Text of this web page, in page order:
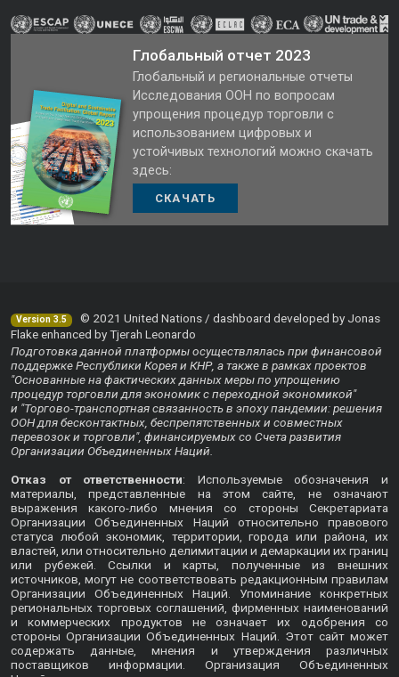
Глобальный отчет 2023
Глобальный и региональные отчеты
Исследования ООН по вопросам
упрощения процедур торговли с
использованием цифровых и
устойчивых технологий можно скачать
здесь:
СКАЧАТЬ
Version 3.5
© 2021 United Nations / dashboard developed by Jonas
Flake enhanced by Tjerah Leonardo
Подготовка данной платформы осуществлялась при финансовой
поддержке Республики Корея и КНР, а также в рамках проектов
"Основанные на фактических данных меры по упрощению
процедур торговли для экономик с переходной экономикой"
и "Торгово-транспортная связанность в эпоху пандемии: решения
ООН для бесконтактных, беспрепятственных и совместных
перевозок и торговли", финансируемых со Счета развития
Организации Объединенных Наций.
Отказ от ответственности: Используемые обозначения и
материалы, представленные на этом сайте, не означают
выражения какого-либо мнения со стороны Секретариата
Организации Объединенных Наций относительно правового
статуса любой экономик, территории, города или района, их
властей, или относительно делимитации и демаркации их границ
или рубежей. Ссылки и карты, полученные из внешних
источников, могут не соответствовать редакционным правилам
Организации Объединенных Наций. Упоминание конкретных
региональных торговых соглашений, фирменных наименований
и коммерческих продуктов не означает их одобрения со
стороны Организации Объединенных Наций. Этот сайт может
содержать данные, мнения и утверждения различных
поставщиков информации. Организация Объединенных